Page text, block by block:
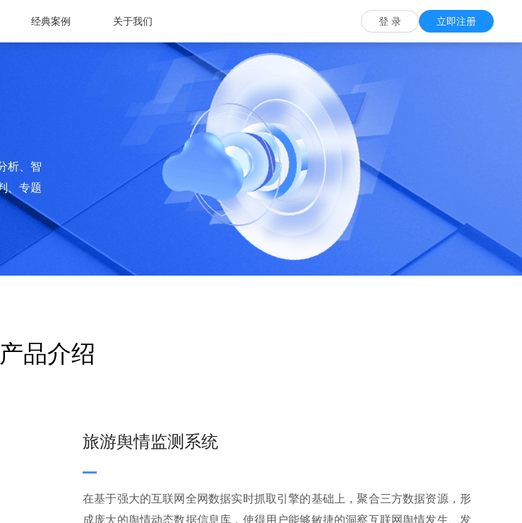
旅游舆情监测系统 慧说-导游导览系统
全景手绘地图导览，定位听解说
景区三维态势分析系统
基于GIS地图的可视化态势系统
景区旅游值守系统
游客服务汇聚平台
配置 随时随地链接客户
综合巡更巡检系统
简单便捷，提高工作质量与效率
度解决方案 全域旅游综合解决方案
构建全域文旅运营监测的智慧
经典案例 关于我们 登 录 立即注册
析、智
、专题
产品介绍
旅游舆情监测系统
在基于强大的互联网全网数据实时抓取引擎的基础上，聚合三方数据资源，形
成庞大的舆情动态数据信息库，使得用户能够敏捷的洞察互联网舆情发生、发